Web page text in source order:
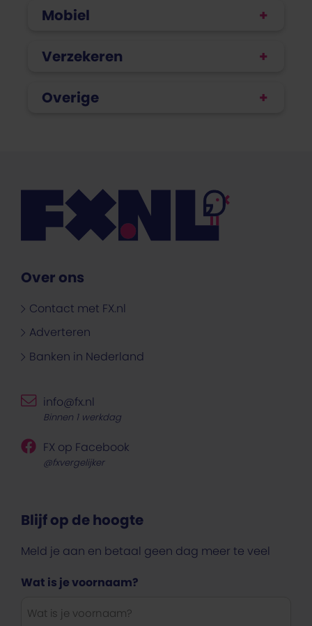
Mobiel
Verzekeren
Overige
Over ons
Contact met FX.nl
Adverteren
Banken in Nederland
Blijf op de hoogte
Meld je aan en betaal geen dag meer te veel
Wat is je voornaam?
info@fx.nl
Binnen 1 werkdag
FX op Facebook
@fxvergelijker